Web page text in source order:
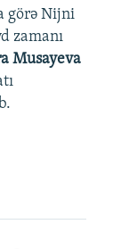
görə Nijni
zamanı
Musayeva